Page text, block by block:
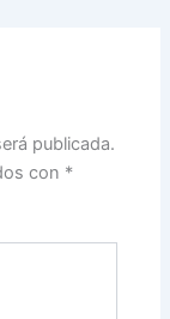
publicada.
con *